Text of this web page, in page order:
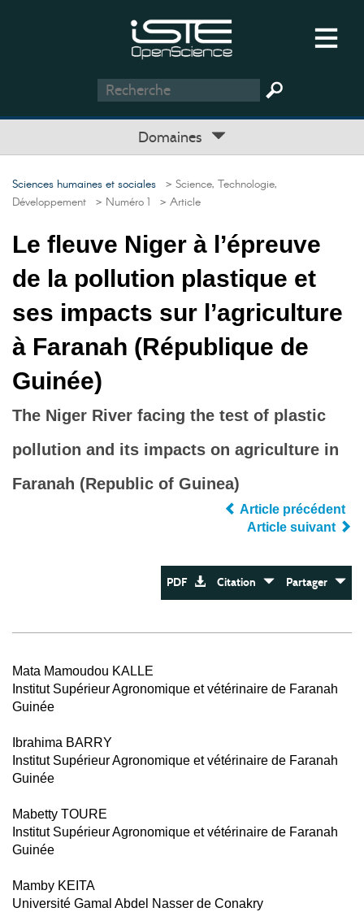
Domaines
Sciences humaines et sociales > Science, Technologie,
Développement > Numéro 1 > Article
Le fleuve Niger à l’épreuve
de la pollution plastique et
ses impacts sur l’agriculture
à Faranah (République de
Guinée)
The Niger River facing the test of plastic
pollution and its impacts on agriculture in
Faranah (Republic of Guinea)
Article précédent
Article suivant
PDF Citation Partager
Mata Mamoudou KALLE
Institut Supérieur Agronomique et vétérinaire de Faranah
Guinée
Ibrahima BARRY
Institut Supérieur Agronomique et vétérinaire de Faranah
Guinée
Mabetty TOURE
Institut Supérieur Agronomique et vétérinaire de Faranah
Guinée
Mamby KEITA
Université Gamal Abdel Nasser de Conakry